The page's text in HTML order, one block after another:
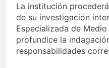
La institución
de su investigación
Especializada de
profundice la
responsabilidades